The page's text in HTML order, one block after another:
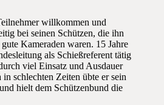
willkommen und
bei seinen Schützen, die ihn
Kameraden waren. 15 Jahre
als Schießreferent tätig
viel Einsatz und Ausdauer
schlechten Zeiten übte er sein
hielt dem Schützenbund die